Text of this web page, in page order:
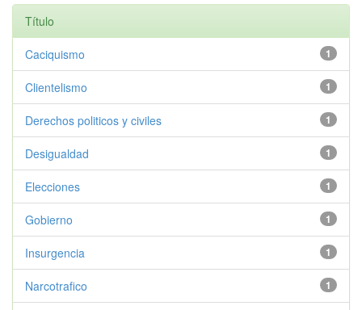
Título
1
Caciquismo
1
Clientelismo
1
Derechos politicos y civiles
1
Desigualdad
1
Elecciones
1
Gobierno
1
Insurgencia
1
Narcotrafico